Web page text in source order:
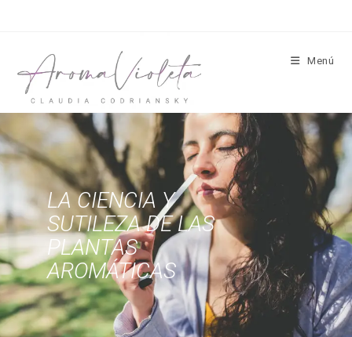
Menú
LA CIENCIA Y
SUTILEZA DE LAS
PLANTAS
AROMÁTICAS